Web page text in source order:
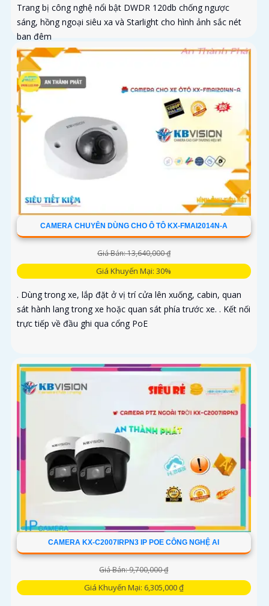
Trang bị công nghệ nổi bật DWDR 120db chống ngược
sáng, hồng ngoại siêu xa và Starlight cho hình ảnh sắc nét
ban đêm
CAMERA CHUYÊN DÙNG CHO Ô TÔ KX-FMAI2014N-A
Giá Bán: 13,640,000 ₫
Giá Khuyến Mại: 30%
. Dùng trong xe, lắp đặt ở vị trí cửa lên xuống, cabin, quan
sát hành lang trong xe hoặc quan sát phía trước xe. . Kết nối
trực tiếp về đầu ghi qua cổng PoE
CAMERA KX-C2007IRPN3 IP POE CÔNG NGHỆ AI
Giá Bán: 9,700,000 ₫
Giá Khuyến Mại: 6,305,000 ₫